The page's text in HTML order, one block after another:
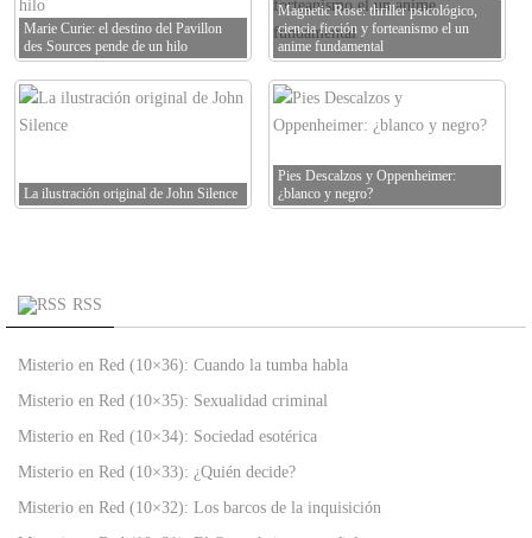
Marie Curie: el destino del Pavillon
des Sources pende de un hilo
Magnetic Rose: thriller psicológico,
ciencia ficción y forteanismo el un
anime fundamental
La ilustración original de John Silence
Pies Descalzos y Oppenheimer:
¿blanco y negro?
RSS
Misterio en Red (10×36): Cuando la tumba habla
Misterio en Red (10×35): Sexualidad criminal
Misterio en Red (10×34): Sociedad esotérica
Misterio en Red (10×33): ¿Quién decide?
Misterio en Red (10×32): Los barcos de la inquisición